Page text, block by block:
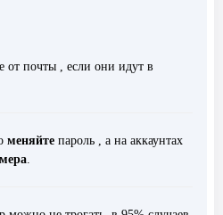
от почты , если они идут в
меняйте пароль , а на аккаунтах
.